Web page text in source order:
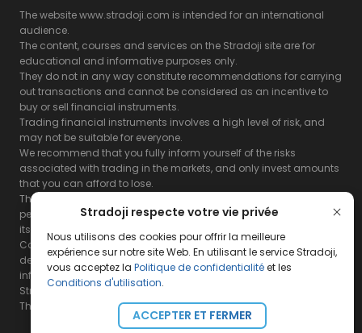
Stradoji respecte votre vie privée
Nous utilisons des cookies pour offrir la meilleure
expérience sur notre site Web. En utilisant le service Stradoji,
vous acceptez la Politique de confidentialitéet les
Conditions d'utilisation.
ACCEPTER ET FERMER
The website www.stradoji.com is intended for an international
audience.
The content, courses and services on the Stradoji site are for
educational and informative purposes only.
They do not in any way constitute recommendations for carrying
out transactions and cannot be considered as an incentive to
buy or sell financial instruments.
Trading financial instruments involves a high level of risk, and
may not be suitable for everyone.
We recommend that you fully inform yourself of the risks
associated with trading in the markets, and only invest amounts
that you can afford to lose.
The Stradoji site does not guarantee the results or the
performance of products based on the information contained on
its site and its servers.
Consequently, the Stradoji site and its publishing company
decline all responsibility in the use that may be made of this
information and the consequences that may result therefrom.
Stradoji Services are not authorized for US citizens or US residents.
The full legal notices areavailable here.